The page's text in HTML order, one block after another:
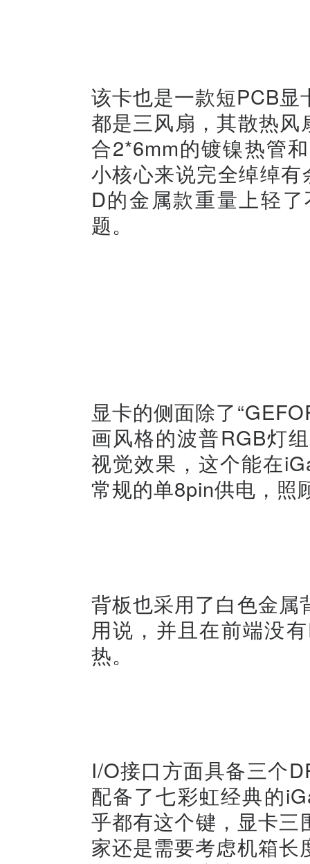
该卡也是一款短PCB
都是三风扇，其散热
合2*6mm的镀镍热管
小核心来说完全绰绰
D的金属款重量上轻
题。
显卡的侧面除了
画风格的波普RGB灯
视觉效果，这个能在
常规的单8pin供电，照
背板也采用了白色金
用说，并且在前端没
热。
I/O接口方面具备三个
配备了七彩虹经典的
乎都有这个键，显卡
家还是需要考虑机箱